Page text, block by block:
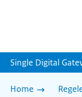
Single Digital
Home